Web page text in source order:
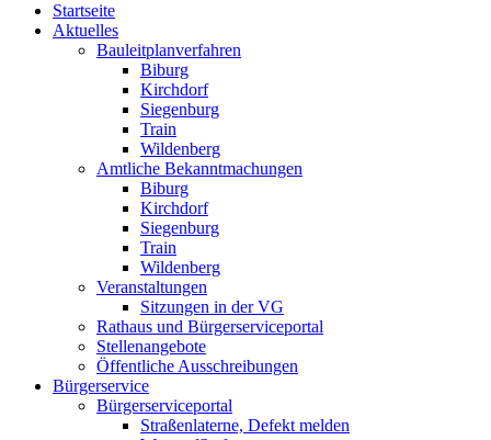
Startseite
Aktuelles
Bauleitplanverfahren
Biburg
Kirchdorf
Siegenburg
Train
Wildenberg
Amtliche Bekanntmachungen
Biburg
Kirchdorf
Siegenburg
Train
Wildenberg
Veranstaltungen
Sitzungen in der VG
Rathaus und Bürgerserviceportal
Stellenangebote
Öffentliche Ausschreibungen
Bürgerservice
Bürgerserviceportal
Straßenlaterne, Defekt melden